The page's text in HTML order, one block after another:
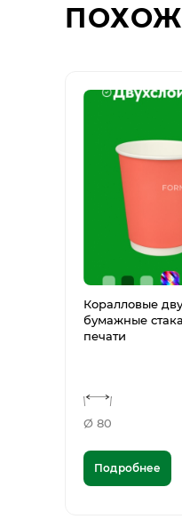
Коралловые
бумажные
печати
Ø 80
Подробнее